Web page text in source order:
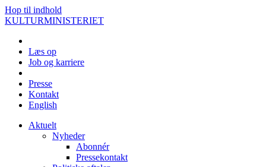
Hop til indhold
KULTURMINISTERIET
Læs op
Job og karriere
Presse
Kontakt
English
Aktuelt
Nyheder
Abonnér
Pressekontakt